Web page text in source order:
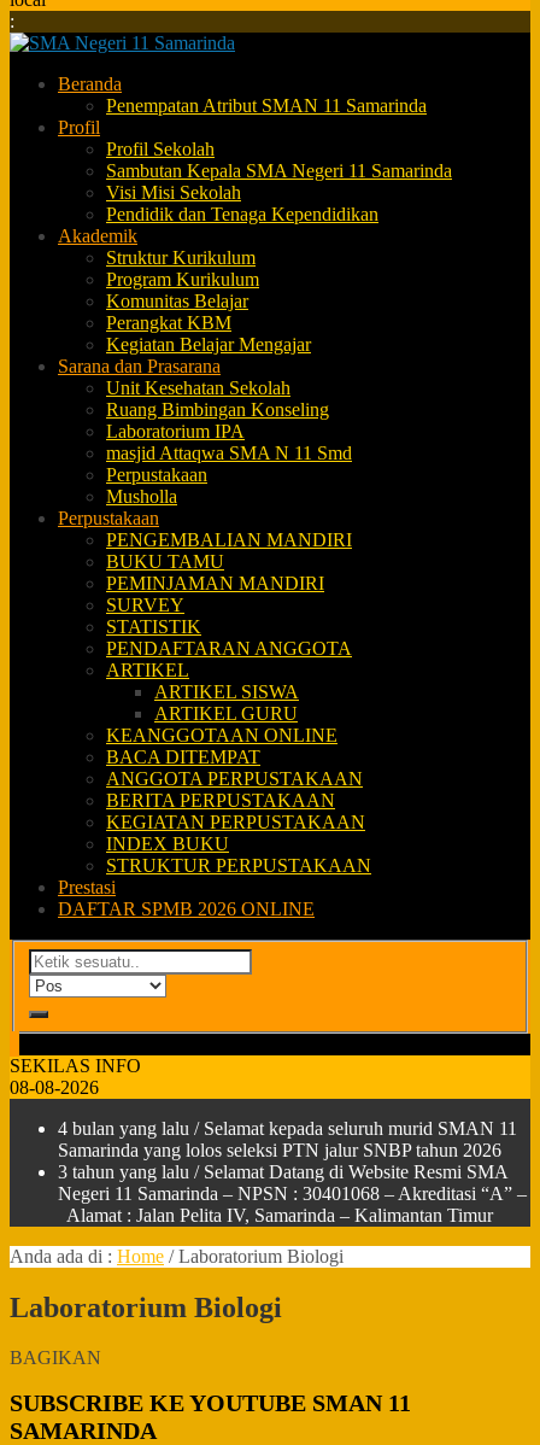
:
Beranda
Penempatan Atribut SMAN 11 Samarinda
Profil
Profil Sekolah
Sambutan Kepala SMA Negeri 11 Samarinda
Visi Misi Sekolah
Pendidik dan Tenaga Kependidikan
Akademik
Struktur Kurikulum
Program Kurikulum
Komunitas Belajar
Perangkat KBM
Kegiatan Belajar Mengajar
Sarana dan Prasarana
Unit Kesehatan Sekolah
Ruang Bimbingan Konseling
Laboratorium IPA
masjid Attaqwa SMA N 11 Smd
Perpustakaan
Musholla
Perpustakaan
PENGEMBALIAN MANDIRI
BUKU TAMU
PEMINJAMAN MANDIRI
SURVEY
STATISTIK
PENDAFTARAN ANGGOTA
ARTIKEL
ARTIKEL SISWA
ARTIKEL GURU
KEANGGOTAAN ONLINE
BACA DITEMPAT
ANGGOTA PERPUSTAKAAN
BERITA PERPUSTAKAAN
KEGIATAN PERPUSTAKAAN
INDEX BUKU
STRUKTUR PERPUSTAKAAN
Prestasi
DAFTAR SPMB 2026 ONLINE
SEKILAS INFO
08-08-2026
4 bulan yang lalu / Selamat kepada seluruh murid SMAN 11
Samarinda yang lolos seleksi PTN jalur SNBP tahun 2026
3 tahun yang lalu / Selamat Datang di Website Resmi SMA
Negeri 11 Samarinda – NPSN : 30401068 – Akreditasi “A” –
Alamat : Jalan Pelita IV, Samarinda – Kalimantan Timur
Anda ada di : Home /Laboratorium Biologi
Laboratorium Biologi
BAGIKAN
SUBSCRIBE KE YOUTUBE SMAN 11
SAMARINDA